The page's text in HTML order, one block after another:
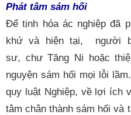
Phát tâm sám hối
Để tịnh hóa ác nghiệp đã
khứ và hiện tại,
người
sư, chư Tăng Ni hoặc
nguyện sám hối mọi lỗi lầm.
quy luật Nghiệp, về lợi ích
tâm chân thành sám hối và